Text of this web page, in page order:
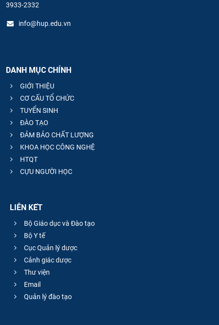
3933-2332
info@hup.edu.vn
DANH MỤC CHÍNH
GIỚI THIỆU
CƠ CẤU TỔ CHỨC
TUYỂN SINH
ĐÀO TẠO
ĐẢM BẢO CHẤT LƯỢNG
KHOA HỌC CÔNG NGHỆ
HTQT
CỰU NGƯỜI HỌC
LIÊN KẾT
Bộ Giáo dục và Đào tạo
Bộ Y tế
Cục Quản lý dược
Cảnh giác dược
Thư viện
Email
Quản lý đào tạo